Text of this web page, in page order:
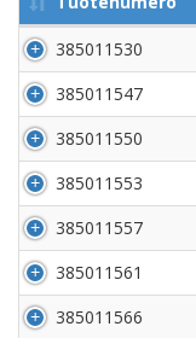
385011530
385011547
385011550
385011553
385011557
385011561
385011566